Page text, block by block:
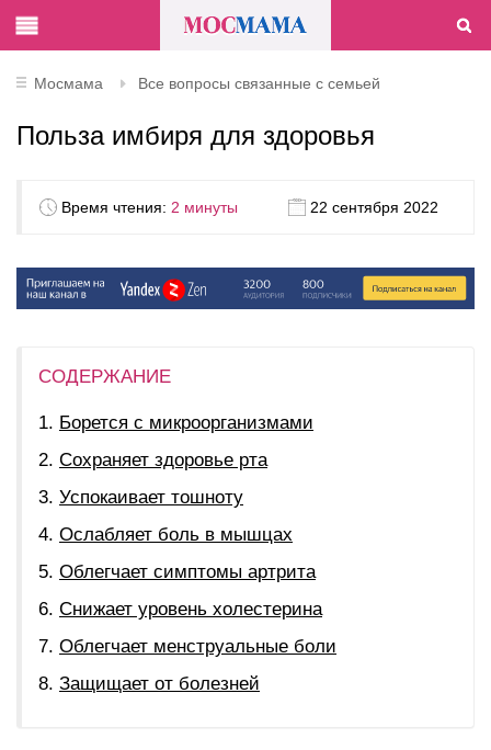
Мосмама Все вопросы связанные с семьей
Польза имбиря для здоровья
Время чтения: 2 минуты 22 сентября 2022
СОДЕРЖАНИЕ
Борется с микроорганизмами
Сохраняет здоровье рта
Успокаивает тошноту
Ослабляет боль в мышцах
Облегчает симптомы артрита
Снижает уровень холестерина
Облегчает менструальные боли
Защищает от болезней